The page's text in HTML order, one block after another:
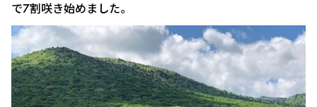
で7割咲き始めました。